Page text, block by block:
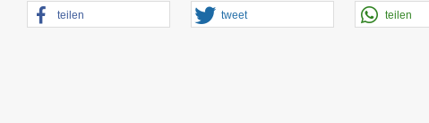
Sämtliche Neueingänge werden sofort online gestellt. Sobald ein
vorheriger Anmeldung zu besichtigen.
teilen tweet teilen